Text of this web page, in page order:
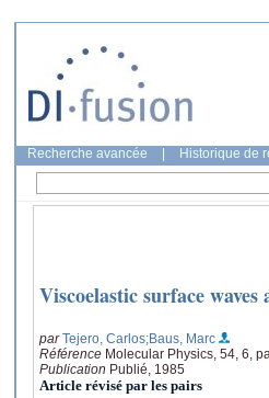
Recherche avancée Historique de
Viscoelastic surface
parTejero, Carlos;Baus, Marc
Référence Molecular Physics, 54, 6,
Publication Publié, 1985
Article révisé par les pairs